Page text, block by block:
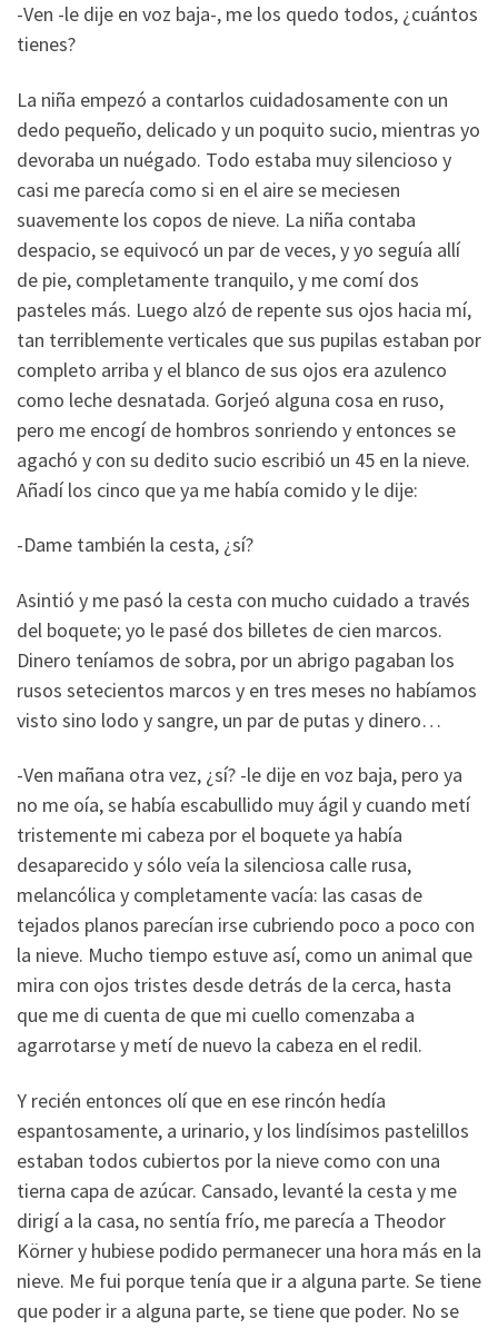
-Ven -le dije en voz baja-, me los quedo todos, ¿cuántos
tienes?
La niña empezó a contarlos cuidadosamente con un
dedo pequeño, delicado y un poquito sucio, mientras yo
devoraba un nuégado. Todo estaba muy silencioso y
casi me parecía como si en el aire se meciesen
suavemente los copos de nieve. La niña contaba
despacio, se equivocó un par de veces, y yo seguía allí
de pie, completamente tranquilo, y me comí dos
pasteles más. Luego alzó de repente sus ojos hacia mí,
tan terriblemente verticales que sus pupilas estaban por
completo arriba y el blanco de sus ojos era azulenco
como leche desnatada. Gorjeó alguna cosa en ruso,
pero me encogí de hombros sonriendo y entonces se
agachó y con su dedito sucio escribió un 45 en la nieve.
Añadí los cinco que ya me había comido y le dije:
-Dame también la cesta, ¿sí?
Asintió y me pasó la cesta con mucho cuidado a través
del boquete; yo le pasé dos billetes de cien marcos.
Dinero teníamos de sobra, por un abrigo pagaban los
rusos setecientos marcos y en tres meses no habíamos
visto sino lodo y sangre, un par de putas y dinero…
-Ven mañana otra vez, ¿sí? -le dije en voz baja, pero ya
no me oía, se había escabullido muy ágil y cuando metí
tristemente mi cabeza por el boquete ya había
desaparecido y sólo veía la silenciosa calle rusa,
melancólica y completamente vacía: las casas de
tejados planos parecían irse cubriendo poco a poco con
la nieve. Mucho tiempo estuve así, como un animal que
mira con ojos tristes desde detrás de la cerca, hasta
que me di cuenta de que mi cuello comenzaba a
agarrotarse y metí de nuevo la cabeza en el redil.
Y recién entonces olí que en ese rincón hedía
espantosamente, a urinario, y los lindísimos pastelillos
estaban todos cubiertos por la nieve como con una
tierna capa de azúcar. Cansado, levanté la cesta y me
dirigí a la casa, no sentía frío, me parecía a Theodor
Körner y hubiese podido permanecer una hora más en la
nieve. Me fui porque tenía que ir a alguna parte. Se tiene
que poder ir a alguna parte, se tiene que poder. No se